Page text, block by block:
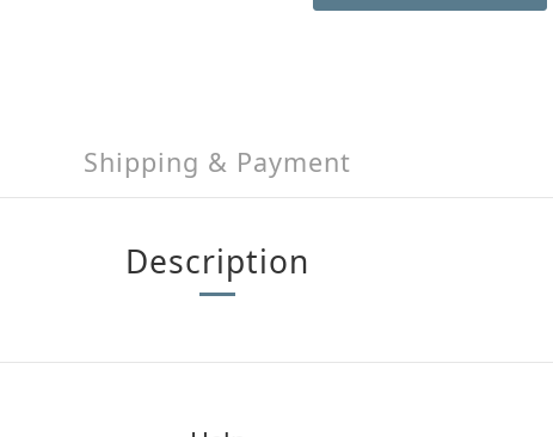
Shipping & Payment
Description